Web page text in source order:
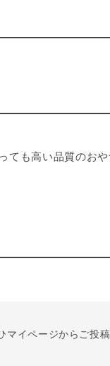
も高い品質のお
マイページからご投